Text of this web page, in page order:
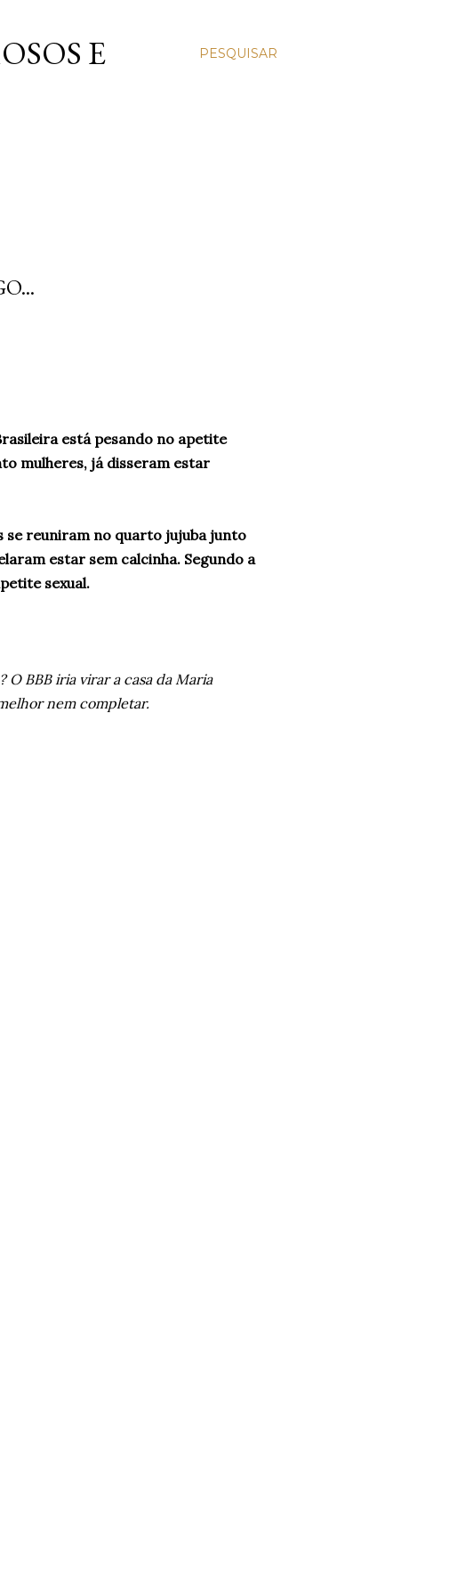
PESQUISAR
E
está pesando no apetite
mulheres, já disseram estar
se reuniram no quarto jujuba junto
estar sem calcinha. Segundo a
sexual.
O BBB iria virar a casa da Maria
nem completar.